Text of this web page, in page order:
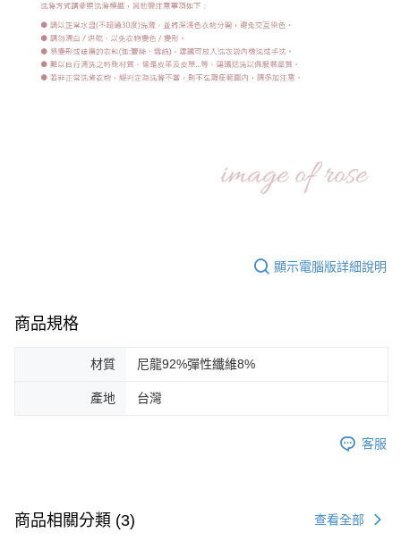
顯示電腦版詳細說明
商品規格
材質 尼龍92%彈性纖維8%
產地 台灣
客服
商品相關分類 (3) 查看全部